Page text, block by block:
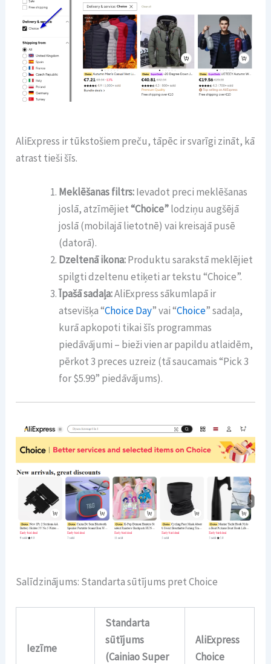
AliExpress ir tūkstošiem preču, tāpēc ir svarīgi zināt, kā
atrast tieši šīs.
Meklēšanas filtrs:Ievadot preci meklēšanas
joslā, atzīmējiet“Choice”lodziņu augšējā
joslā (mobilajā lietotnē) vai kreisajā pusē
(datorā).
Dzeltenā ikona:Produktu sarakstā meklējiet
spilgti dzeltenu etiķeti ar tekstu “Choice”.
Īpašā sadaļa:AliExpress sākumlapā ir
atsevišķa “Choice Day” vai “Choice” sadaļa,
kurā apkopoti tikai šīs programmas
piedāvājumi – bieži vien ar papildu atlaidēm,
pērkot 3 preces uzreiz (tā saucamais “Pick 3
for $5.99” piedāvājums).
Salīdzinājums: Standarta sūtījums pret Choice
Iezīme
Standarta
sūtījums
(Cainiao Super
AliExpress
Choice